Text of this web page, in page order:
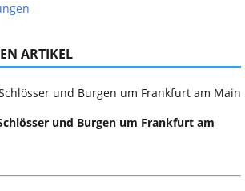
ARTIKEL
und Burgen um Frankfurt am